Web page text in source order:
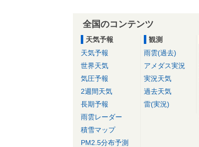
全国のコンテンツ
天気予報
天気予報
世界天気
気圧予報
2週間天気
長期予報
雨雲レーダー
積雪マップ
PM2.5分布予測
観測
雨雲(過去)
アメダス実況
実況天気
過去天気
雷(実況)